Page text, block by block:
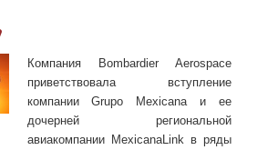
Компания Bombardier Aerospace
приветствовала вступление
компании Grupo Mexicana и ее
дочерней региональной
авиакомпании MexicanaLink в ряды